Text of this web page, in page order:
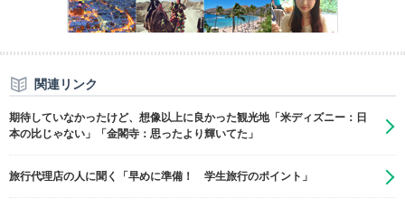
関連リンク
期待していなかったけど、想像以上に良かった観光地「米ディズニー：日
本の比じゃない」「金閣寺：思ったより輝いてた」
旅行代理店の人に聞く「早めに準備！ 学生旅行のポイント」